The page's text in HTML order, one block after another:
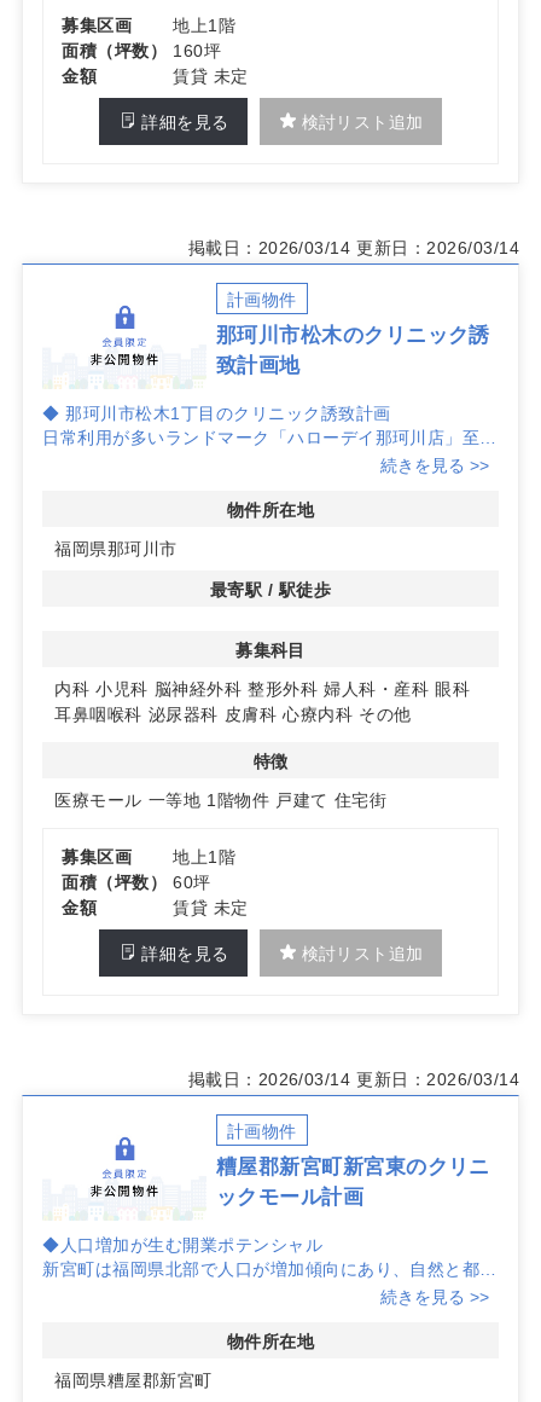
募集区画
地上1階
面積（坪数）
160坪
金額
賃貸 未定
詳細を見る 検討リスト追加
掲載日：2026/03/14 更新日：2026/03/14
計画物件
那珂川市松木のクリニック誘
致計画地
◆ 那珂川市松木1丁目のクリニック誘致計画
日常利用が多いランドマーク「ハローデイ那珂川店」至近
の計画地。買い物動線に乗る立地で認知拡大が図りやす
診までの集患力向上が期待できます。
◆ 都心近接ベッドタウンで安定需要を見込む環境
福岡市中心部へ約20〜30分アクセスの良さに加え、博多
南駅周辺の商業利便性が高いエリア。子育て世代が多く穏
た日常医療ニーズの取り込みに適しています。
◆ 自然と生活利便が両立する開業メリット
市の中央を流れる那珂川や背振山地に象徴される自然の近
さが魅力。落ち着いた生活圏に位置しつつ、生活導線上の
立地を活かした導入計画が立てやすく、通院しやすい動線
設計で地域密着の診療体制を構築しやすい環境です。詳細
続きを見る >>
物件所在地
福岡県那珂川市
最寄駅 / 駅徒歩
募集科目
内科 小児科 脳神経外科 整形外科 婦人科・産科 眼科
耳鼻咽喉科 泌尿器科 皮膚科 心療内科 その他
特徴
医療モール 一等地 1階物件 戸建て 住宅街
募集区画
地上1階
面積（坪数）
60坪
金額
賃貸 未定
詳細を見る 検討リスト追加
掲載日：2026/03/14 更新日：2026/03/14
計画物件
糟屋郡新宮町新宮東のクリニ
ックモール計画
◆人口増加が生む開業ポテンシャル
新宮町は福岡県北部で人口が増加傾向にあり、自然と都市
利便が両立する住環境が評価されています。西鉄貝塚線の
層を中心とした中長期の集患力向上に寄与しやすいエリア
続きを見る >>
物件所在地
福岡県糟屋郡新宮町